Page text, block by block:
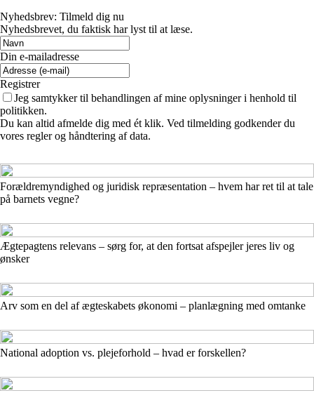
Nyhedsbrev: Tilmeld dig nu
Nyhedsbrevet, du faktisk har lyst til at læse.
Din e-mailadresse
Registrer
Jeg samtykker til behandlingen af mine oplysninger i henhold til
politikken.
Du kan altid afmelde dig med ét klik. Ved tilmelding godkender du
vores regler og håndtering af data.
Forældremyndighed og juridisk repræsentation – hvem har ret til at tale
på barnets vegne?
Ægtepagtens relevans – sørg for, at den fortsat afspejler jeres liv og
ønsker
Arv som en del af ægteskabets økonomi – planlægning med omtanke
National adoption vs. plejeforhold – hvad er forskellen?